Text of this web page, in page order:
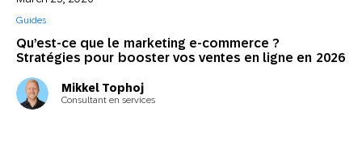
Qu’est-ce que le marketing e-commerce ?
Stratégies pour booster vos ventes en ligne en 2026
Guides
Mikkel Tophoj
Consultant en services